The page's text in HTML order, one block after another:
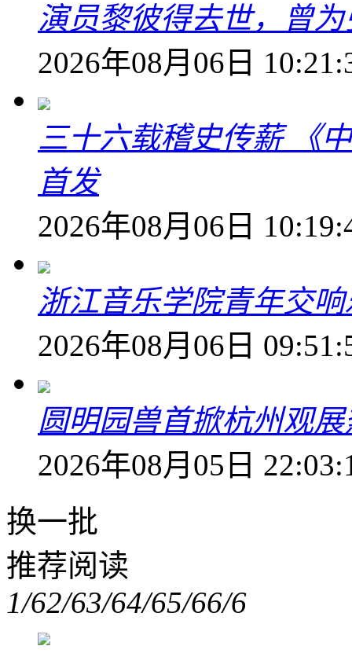
演员黎彼得去世，曾
2026年08月06日
三十六载稽史传薪 《
首发
2026年08月06日
浙江音乐学院青年交
2026年08月06日
圆明园兽首掀杭州观
2026年08月05日
换一批
推荐阅读
1/62/63/64/65/66/6